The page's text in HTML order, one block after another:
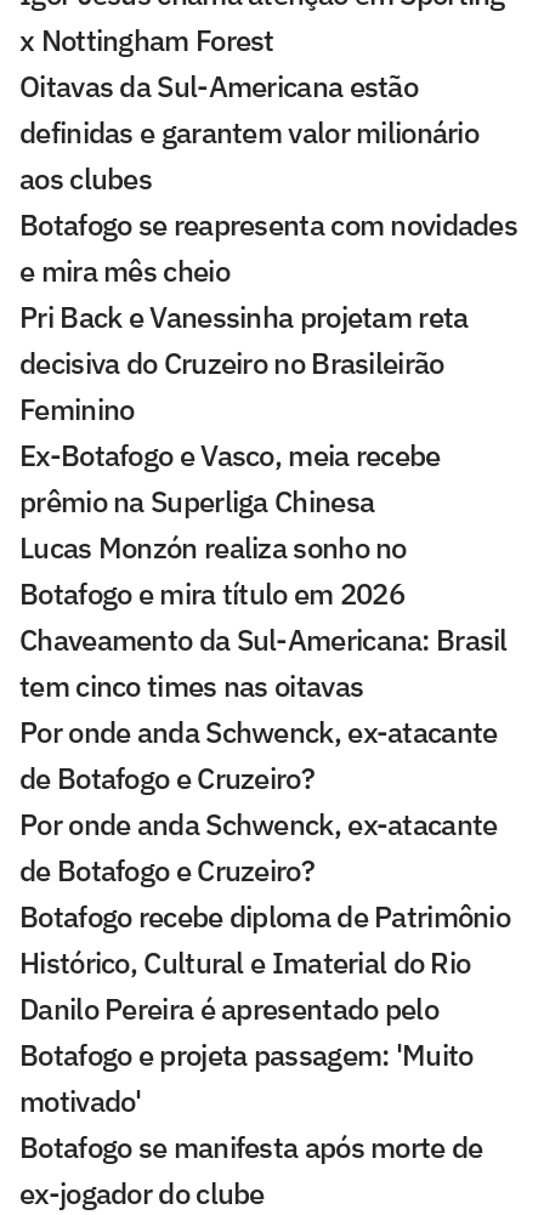
x Nottingham Forest
Oitavas da Sul-Americana estão
definidas e garantem valor milionário
aos clubes
Botafogo se reapresenta com novidades
e mira mês cheio
Pri Back e Vanessinha projetam reta
decisiva do Cruzeiro no Brasileirão
Feminino
Ex-Botafogo e Vasco, meia recebe
prêmio na Superliga Chinesa
Lucas Monzón realiza sonho no
Botafogo e mira título em 2026
Chaveamento da Sul-Americana: Brasil
tem cinco times nas oitavas
Por onde anda Schwenck, ex-atacante
de Botafogo e Cruzeiro?
Por onde anda Schwenck, ex-atacante
de Botafogo e Cruzeiro?
Botafogo recebe diploma de Patrimônio
Histórico, Cultural e Imaterial do Rio
Danilo Pereira é apresentado pelo
Botafogo e projeta passagem: 'Muito
motivado'
Botafogo se manifesta após morte de
ex-jogador do clube